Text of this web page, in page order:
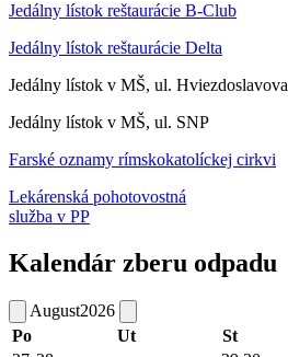
Jedálny lístok reštaurácie B-Club
Jedálny lístok reštaurácie Delta
Jedálny lístok v MŠ, ul. Hviezdoslavova
Jedálny lístok v MŠ, ul. SNP
Farské oznamy rímskokatolíckej cirkvi
Lekárenská pohotovostná
služba v PP
Kalendár zberu odpadu
August2026
Po
Ut St